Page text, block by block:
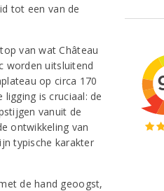
tot een van de
van wat Château
worden uitsluitend
op circa 170
is cruciaal: de
vanuit de
ontwikkeling van
typische karakter
de hand geoogst,